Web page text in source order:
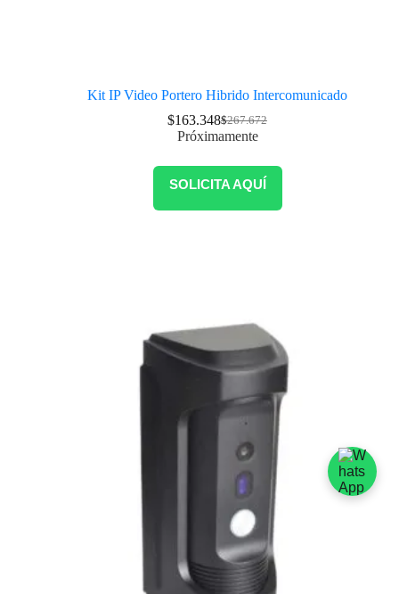
Kit IP Video Portero Hibrido Intercomunicado
$267.672
$163.348
Próximamente
SOLICITA AQUÍ